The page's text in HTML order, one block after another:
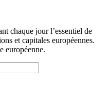
chaque jour l’essentiel de
et capitales européennes.
européenne.